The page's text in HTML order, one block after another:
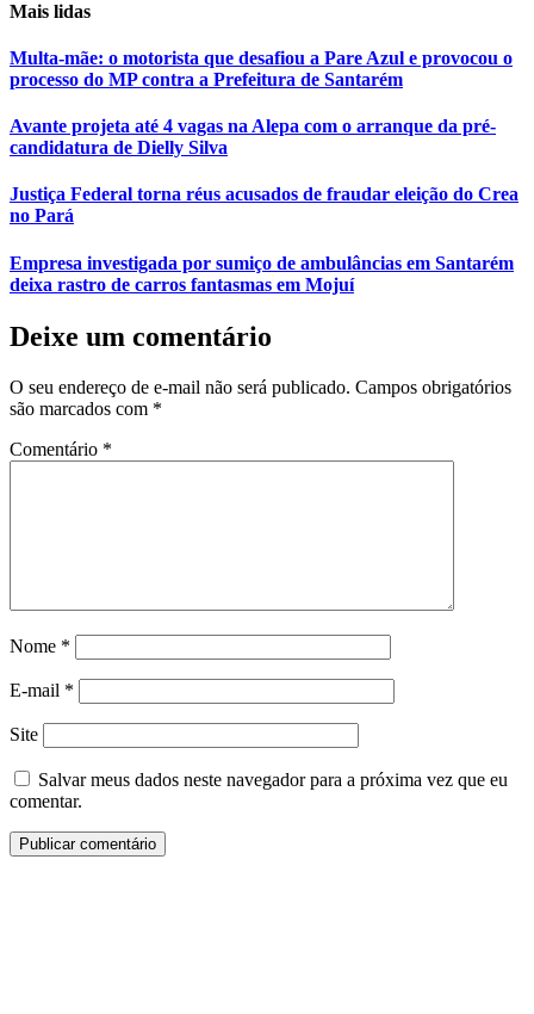
Mais lidas
Multa-mãe: o motorista que desafiou a Pare Azul e provocou o
processo do MP contra a Prefeitura de Santarém
Avante projeta até 4 vagas na Alepa com o arranque da pré-
candidatura de Dielly Silva
Justiça Federal torna réus acusados de fraudar eleição do Crea
no Pará
Empresa investigada por sumiço de ambulâncias em Santarém
deixa rastro de carros fantasmas em Mojuí
Deixe um comentário
O seu endereço de e-mail não será publicado. Campos obrigatórios
são marcados com *
Comentário *
Nome *
E-mail *
Site
Salvar meus dados neste navegador para a próxima vez que eu
comentar.